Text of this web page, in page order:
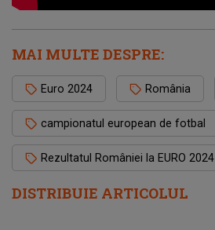
DISTRIBUIE ARTICOLUL
MAI MULTE DESPRE:
Euro 2024 România
campionatul european de fotbal
Rezultatul României la EURO 2024